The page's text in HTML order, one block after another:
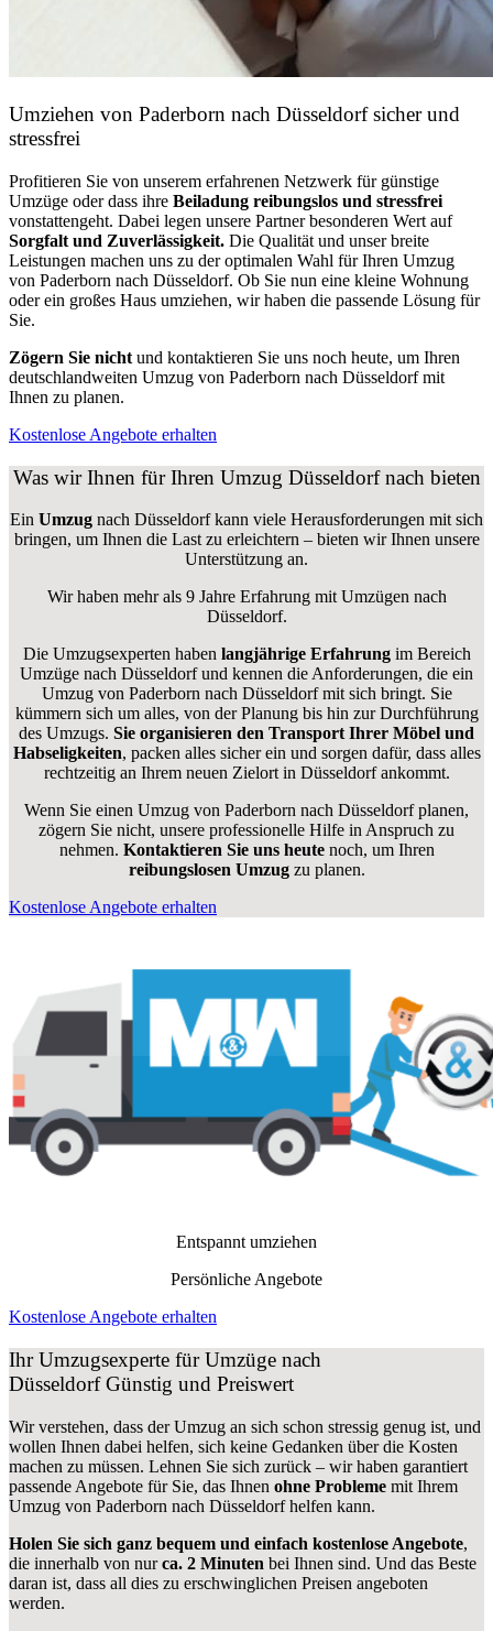
Umziehen von Paderborn nach Düsseldorfsicher und
stressfrei
Profitieren Sie von unserem erfahrenen Netzwerk für günstige
Umzüge oder dass ihre Beiladung reibungslos und stressfrei
vonstattengeht. Dabei legen unsere Partner besonderen Wert auf
Sorgfalt und Zuverlässigkeit. Die Qualität und unser breite
Leistungen machen uns zu der optimalen Wahl für Ihren Umzug
von Paderborn nach Düsseldorf. Ob Sie nun eine kleine Wohnung
oder ein großes Haus umziehen, wir haben die passende Lösung für
Sie.
Zögern Sie nicht und kontaktieren Sie uns noch heute, um Ihren
deutschlandweiten Umzug von Paderborn nach Düsseldorf mit
Ihnen zu planen.
Kostenlose Angebote erhalten
Was wir Ihnen für Ihren Umzug Düsseldorf nach bieten
Ein Umzug nach Düsseldorf kann viele Herausforderungen mit sich
bringen, um Ihnen die Last zu erleichtern – bieten wir Ihnen unsere
Unterstützung an.
Wir haben mehr als 9 Jahre Erfahrung mit Umzügen nach
Düsseldorf.
Die Umzugsexperten haben langjährige Erfahrungim Bereich
Umzüge nach Düsseldorf und kennen die Anforderungen, die ein
Umzug von Paderborn nach Düsseldorf mit sich bringt. Sie
kümmern sich um alles, von der Planung bis hin zur Durchführung
des Umzugs. Sie organisieren den Transport Ihrer Möbel und
Habseligkeiten, packen alles sicher ein und sorgen dafür, dass alles
rechtzeitig an Ihrem neuen Zielort in Düsseldorf ankommt.
Wenn Sie einen Umzug von Paderborn nach Düsseldorf planen,
zögern Sie nicht, unsere professionelle Hilfe in Anspruch zu
nehmen. Kontaktieren Sie uns heutenoch, um Ihren
reibungslosen Umzugzu planen.
Kostenlose Angebote erhalten
Entspannt umziehen
Persönliche Angebote
Kostenlose Angebote erhalten
Ihr Umzugsexperte für Umzüge nach
DüsseldorfGünstig und Preiswert
Wir verstehen, dass der Umzug an sich schon stressig genug ist, und
wollen Ihnen dabei helfen, sich keine Gedanken über die Kosten
machen zu müssen. Lehnen Sie sich zurück – wir haben garantiert
passende Angebote für Sie, das Ihnen ohne Probleme mit Ihrem
Umzug von Paderborn nach Düsseldorf helfen kann.
Holen Sie sich ganz bequem und einfach kostenlose Angebote,
die innerhalb von nurca. 2 Minuten bei Ihnen sind. Und das Beste
daran ist, dass all dies zu erschwinglichen Preisen angeboten
werden.